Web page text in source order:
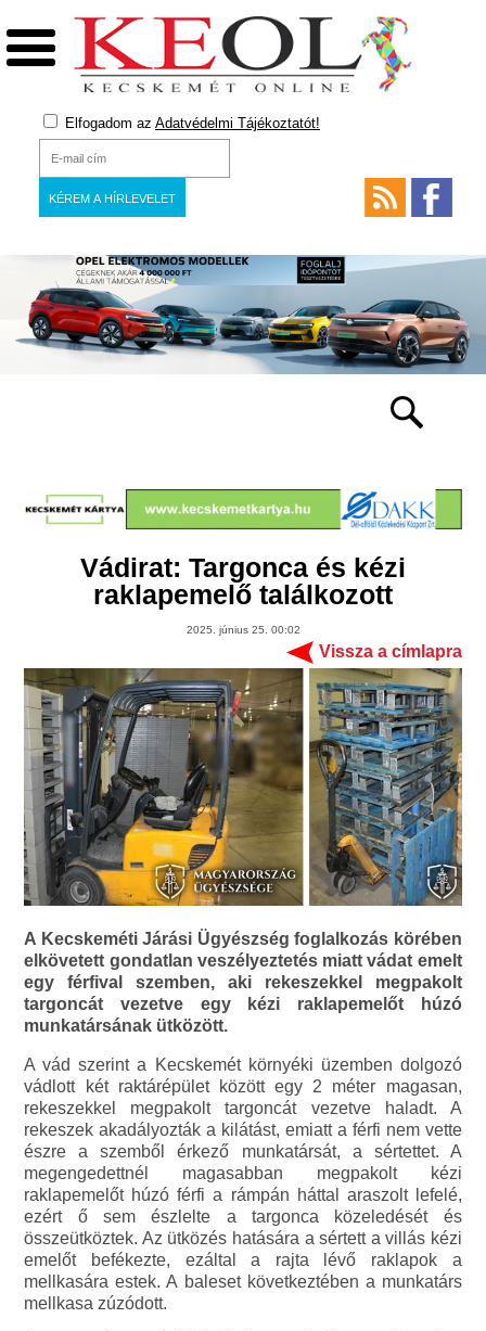
Elfogadom az Adatvédelmi Tájékoztatót!
Vádirat: Targonca és kézi
raklapemelő találkozott
2025. június 25. 00:02
Vissza a címlapra
A Kecskeméti Járási Ügyészség foglalkozás körében
elkövetett gondatlan veszélyeztetés miatt vádat emelt
egy férfival szemben, aki rekeszekkel megpakolt
targoncát vezetve egy kézi raklapemelőt húzó
munkatársának ütközött.
A vád szerint a Kecskemét környéki üzemben dolgozó
vádlott két raktárépület között egy 2 méter magasan,
rekeszekkel megpakolt targoncát vezetve haladt. A
rekeszek akadályozták a kilátást, emiatt a férfi nem vette
észre a szemből érkező munkatársát, a sértettet. A
megengedettnél magasabban megpakolt kézi
raklapemelőt húzó férfi a rámpán háttal araszolt lefelé,
ezért ő sem észlelte a targonca közeledését és
összeütköztek. Az ütközés hatására a sértett a villás kézi
emelőt befékezte, ezáltal a rajta lévő raklapok a
mellkasára estek. A baleset következtében a munkatárs
mellkasa zúzódott.